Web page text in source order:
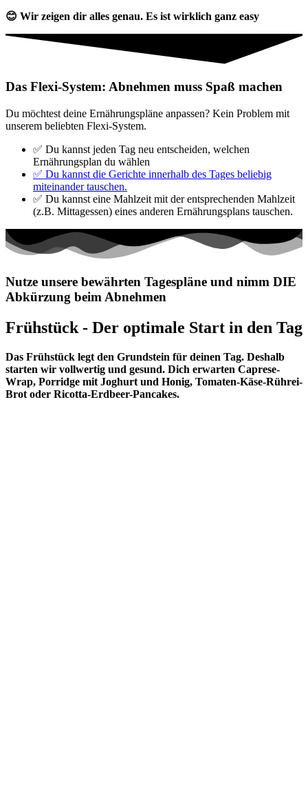
😊 Wir zeigen dir alles genau. Es ist wirklich ganz easy
Das Flexi-System: Abnehmen muss Spaß machen
Du möchtest deine Ernährungspläne anpassen? Kein Problem mit
unserem beliebten Flexi-System.
✅ Du kannst jeden Tag neu entscheiden, welchen
Ernährungsplan du wählen
✅ Du kannst die Gerichte innerhalb des Tages beliebig
miteinander tauschen.
✅ Du kannst eine Mahlzeit mit der entsprechenden Mahlzeit
(z.B. Mittagessen) eines anderen Ernährungsplans tauschen.
Nutze unsere bewährten Tagespläne und nimm DIE
Abkürzung beim Abnehmen
Frühstück - Der optimale Start in den Tag
Das Frühstück legt den Grundstein für deinen Tag. Deshalb
starten wir vollwertig und gesund. Dich erwarten Caprese-
Wrap, Porridge mit Joghurt und Honig, Tomaten-Käse-Rührei-
Brot oder Ricotta-Erdbeer-Pancakes.